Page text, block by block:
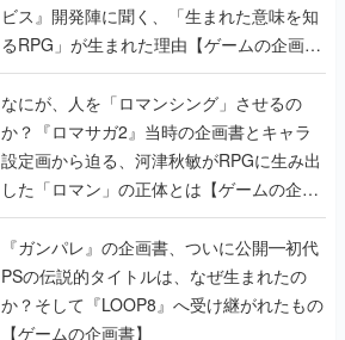
ビス』開発陣に聞く、「生まれた意味を知
るRPG」が生まれた理由【ゲームの企画
書】
なにが、人を「ロマンシング」させるの
か？『ロマサガ2』当時の企画書とキャラ
設定画から迫る、河津秋敏がRPGに生み出
した「ロマン」の正体とは【ゲームの企画
書】
『ガンパレ』の企画書、ついに公開━初代
PSの伝説的タイトルは、なぜ生まれたの
か？そして『LOOP8』へ受け継がれたもの
【ゲームの企画書】